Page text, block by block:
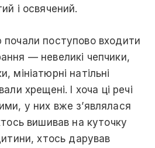
і освячений.
поступово входити
— невеликі чепчики,
мініатюрні натільні
хрещені. І хоча ці речі
у них вже з’являлася
вишивав на куточку
хтось дарував